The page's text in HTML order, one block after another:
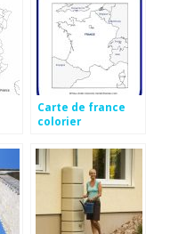
Carte de france
colorier